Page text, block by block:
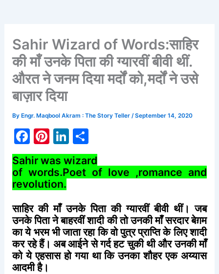
Sahir Wizard of Words:साहिर
की माँ उनके पिता की ग्यारवीं बीवी थीं.
औरत ने जनम दिया मर्दों को,मर्दों ने उसे
बाज़ार दिया
By Engr. Maqbool Akram : The Story Teller/September 14, 2020
F
a
c
e
o
o
k
Pi
nt
er
e
st
Li
n
k
e
dI
n
h
ar
e
Sahir was wizard
of words.Poet of love ,romance and
revolution.
साहिर की माँ उनके पिता की ग्यारवीं बीवी थीं। जब
उनकेपितानेबाहरवींशादीकीतोउनकीमाँसरदारबेग़म
का ये भरम भी जाता रहा कि वो पुत्र प्राप्ति के लिए शादी
कर रहे हैं। अब आईने से गर्द हट चुकी थी और उनकी माँ
को ये एहसास हो गया था कि उनका शौहर एक अय्यास
आदमीहै।